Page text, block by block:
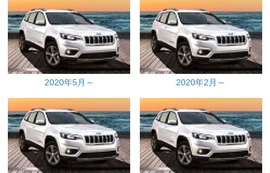
2020年5月～ 2020年2月～